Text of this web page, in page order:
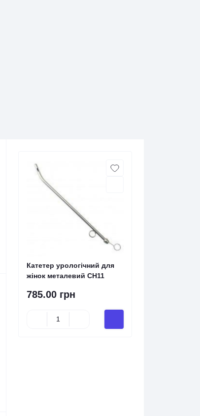
Катетер урологічний для
жінок металевий СН11
785.00 грн